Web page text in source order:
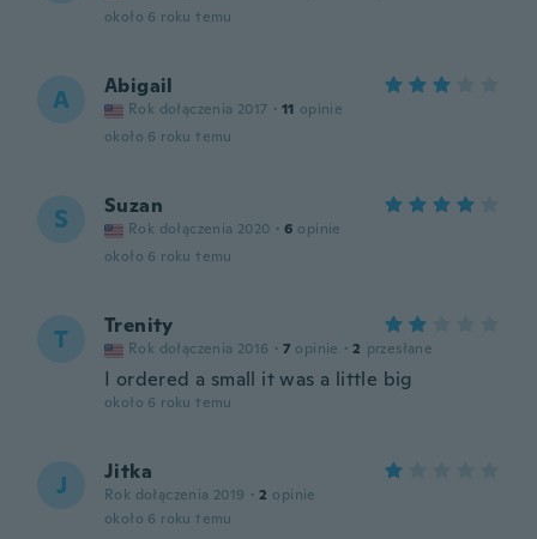
około 6 roku temu
A Abigail
Rok dołączenia 2017 · 11 opinie
około 6 roku temu
S Suzan
Rok dołączenia 2020 · 6 opinie
około 6 roku temu
T Trenity
Rok dołączenia 2016 · 7 opinie · 2 przesłane
I ordered a small it was a little big
około 6 roku temu
J Jitka
Rok dołączenia 2019 · 2 opinie
około 6 roku temu